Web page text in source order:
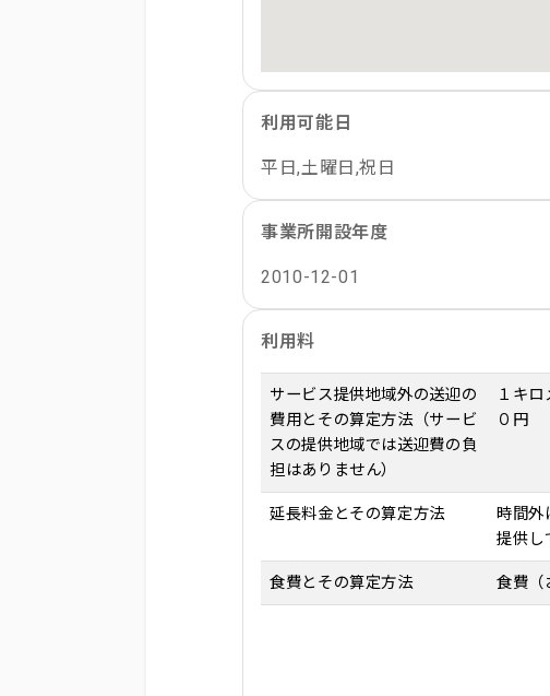
利用可能日
平日,土曜日,祝日
事業所開設年度
2010-12-01
利用料
サービス提供地域外の送迎の
費用とその算定方法（サービ
スの提供地域では送迎費の負
担はありません）
１キ
０円
延長料金とその算定方法
時間外
提供し
食費とその算定方法 食費（